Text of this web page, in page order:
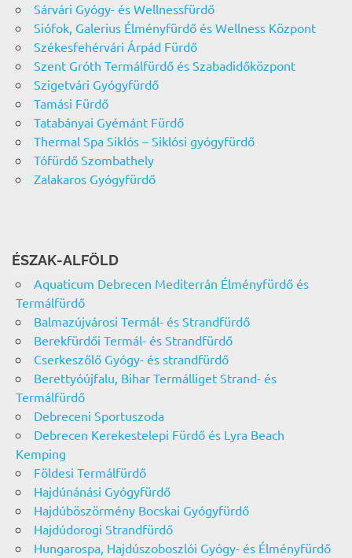
Sárvári Gyógy- és Wellnessfürdő
Siófok, Galerius Élményfürdő és Wellness Központ
Székesfehérvári Árpád Fürdő
Szent Gróth Termálfürdő és Szabadidőközpont
Szigetvári Gyógyfürdő
Tamási Fürdő
Tatabányai Gyémánt Fürdő
Thermal Spa Siklós – Siklósi gyógyfürdő
Tófürdő Szombathely
Zalakaros Gyógyfürdő
ÉSZAK-ALFÖLD
Aquaticum Debrecen Mediterrán Élményfürdő és
Termálfürdő
Balmazújvárosi Termál- és Strandfürdő
Berekfürdői Termál- és Strandfürdő
Cserkeszőlő Gyógy- és strandfürdő
Berettyóújfalu, Bihar Termálliget Strand- és
Termálfürdő
Debreceni Sportuszoda
Debrecen Kerekestelepi Fürdő és Lyra Beach
Kemping
Földesi Termálfürdő
Hajdúnánási Gyógyfürdő
Hajdúböszörmény Bocskai Gyógyfürdő
Hajdúdorogi Strandfürdő
Hungarospa, Hajdúszoboszlói Gyógy- és Élményfürdő